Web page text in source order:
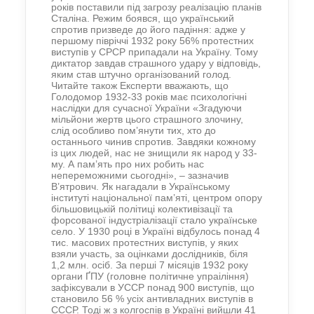
років поставили під загрозу реалізацію планів
Сталіна. Режим боявся, що український
спротив призведе до його падіння: адже у
першому півріччі 1932 року 56% протестних
виступів у СРСР припадали на Україну. Тому
диктатор завдав страшного удару у відповідь,
яким став штучно організований голод.
Читайте також Експерти вважають, що
Голодомор 1932-33 років має психологічні
наслідки для сучасної України «Згадуючи
мільйони жертв цього страшного злочину,
слід особливо пом’янути тих, хто до
останнього чинив спротив. Завдяки кожному
із цих людей, нас не знищили як народ у 33-
му. А пам’ять про них робить нас
непереможними сьогодні», – зазначив
В’ятрович. Як нагадали в Українському
інституті національної пам’яті, центром опору
більшовицькій політиці колективізації та
форсованої індустріалізації стало українське
село. У 1930 році в Україні відбулось понад 4
тис. масових протестних виступів, у яких
взяли участь, за оцінками дослідників, біля
1,2 млн. осіб. За перші 7 місяців 1932 року
органи ҐПУ (головне політичне упраіління)
зафіксували в УССР понад 900 виступів, що
становило 56 % усіх антивладних виступів в
СССР. Тоді ж з колгоспів в Україні вийшли 41